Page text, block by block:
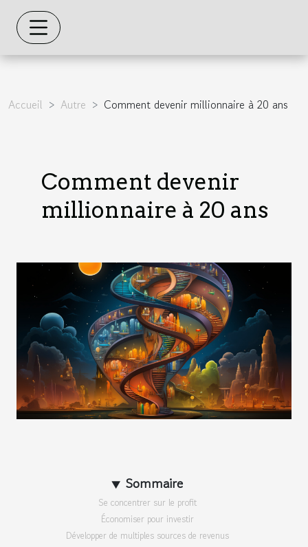
Accueil Autre Comment devenir millionnaire à 20 ans
Comment devenir
millionnaire à 20 ans
Sommaire
Se concentrer sur le profit
Économiser pour investir
Développer de multiples sources de revenus